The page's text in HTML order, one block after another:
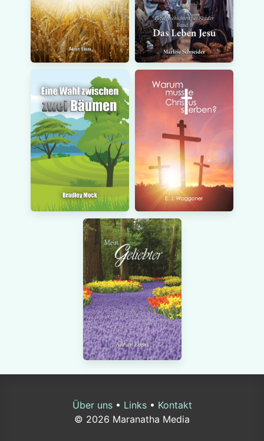
Über uns• Links• Kontakt
© 2026 Maranatha Media